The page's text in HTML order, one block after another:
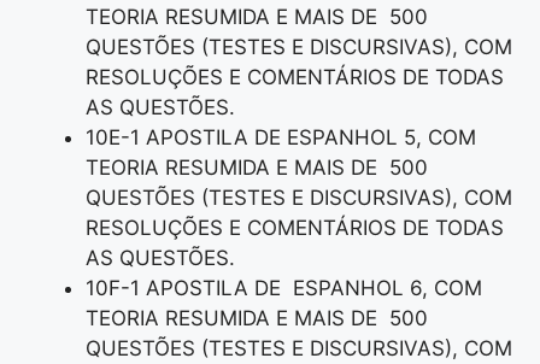
TEORIA RESUMIDA E MAIS DE 500
QUESTÕES (TESTES E DISCURSIVAS), COM
RESOLUÇÕES E COMENTÁRIOS DE TODAS
AS QUESTÕES.
10E-1 APOSTILA DE ESPANHOL 5, COM
TEORIA RESUMIDA E MAIS DE 500
QUESTÕES (TESTES E DISCURSIVAS), COM
RESOLUÇÕES E COMENTÁRIOS DE TODAS
AS QUESTÕES.
10F-1 APOSTILA DE ESPANHOL 6, COM
TEORIA RESUMIDA E MAIS DE 500
QUESTÕES (TESTES E DISCURSIVAS), COM